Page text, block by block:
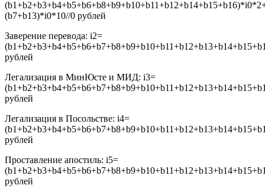
(b7+b13)*i0*10//0 рублей
Заверение перевода: i2=
рублей
Легализация в МинЮсте и МИД: i3=
рублей
Легализация в Посольстве: i4=
рублей
Проставление апостиль: i5=
рублей